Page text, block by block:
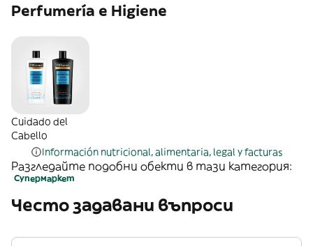
Perfumería e Higiene
Cuidado del
Cabello
Información nutricional, alimentaria, legal y facturas
Разгледайте подобни обекти в тази категория:
Супермаркет
Често задавани въпроси